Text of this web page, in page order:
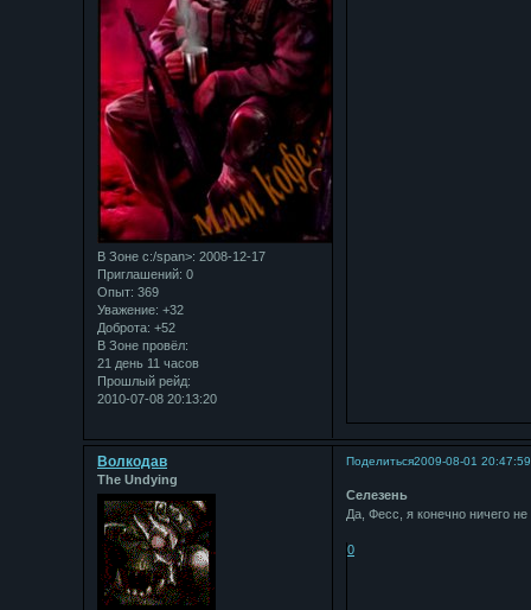
В Зоне с:/span>: 2008-12-17
Приглашений: 0
Опыт: 369
Уважение: +32
Доброта: +52
В Зоне провёл:
21 день 11 часов
Прошлый рейд:
2010-07-08 20:13:20
Поделиться2009-08-01 20:47:59
Bолкодав
The Undying
Селезень
Да, Фесс, я конечно ничего
0